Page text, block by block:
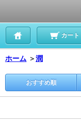
カート
ホーム ＞潤
おすすめ順